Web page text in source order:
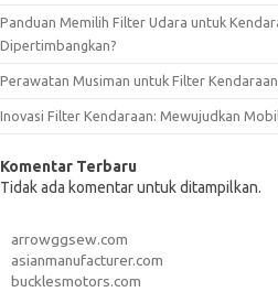
Panduan Memilih Filter Udara untuk
Dipertimbangkan?
Perawatan Musiman untuk Filter
Inovasi Filter Kendaraan: Mewujudkan
Komentar Terbaru
Tidak ada komentar untuk ditampilkan.
arrowggsew.com
asianmanufacturer.com
bucklesmotors.com